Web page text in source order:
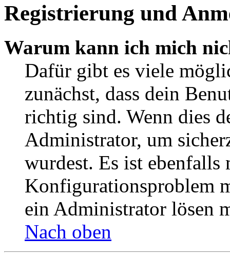
Registrierung und
Warum kann ich mich
Dafür gibt es viele
zunächst, dass dein
richtig sind. Wenn dies
Administrator, um
wurdest. Es ist ebenfalls
Konfigurationsproblem
ein Administrator lösen
Nach oben